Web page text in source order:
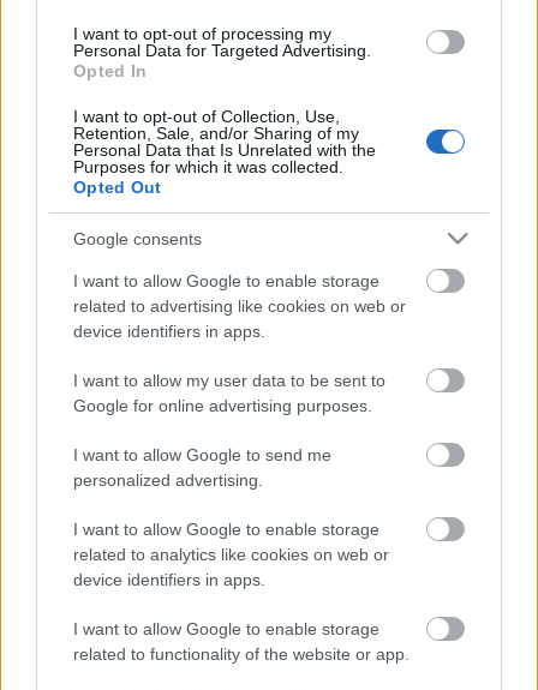
I want to opt-out of processing my
Personal Data for Targeted Advertising.
Opted In
I want to opt-out of Collection, Use,
Retention, Sale, and/or Sharing of my
Personal Data that Is Unrelated with the
Purposes for which it was collected.
Opted Out
Google consents
I want to allow Google to enable storage
related to advertising like cookies on web or
device identifiers in apps.
I want to allow my user data to be sent to
Google for online advertising purposes.
I want to allow Google to send me
personalized advertising.
I want to allow Google to enable storage
related to analytics like cookies on web or
device identifiers in apps.
I want to allow Google to enable storage
related to functionality of the website or app.
C év, évközi huszonegyedik
vasárnap, prédikáció
vaczjenosjadmin• 2013. augusztus 22.
Augusztus 25., évközi huszonegyedik vasárnap,
prédikáció (C egyházi év) (1977)
Kedves Testvérek!
Mindenki keresi azt, hogy jobb legyen neki, ...
C év, Szent István király ünnepe,
prédikáció
vaczjenosjadmin •2013. augusztus 18.
Augusztus 20., Szent István király ünnepe,
prédikáció (C egyházi év) (1977)
(A Szent István-napi nagymisén
három gyermek ünnepélyes ...
C év, évközi huszadik vasárnap,
prédikáció